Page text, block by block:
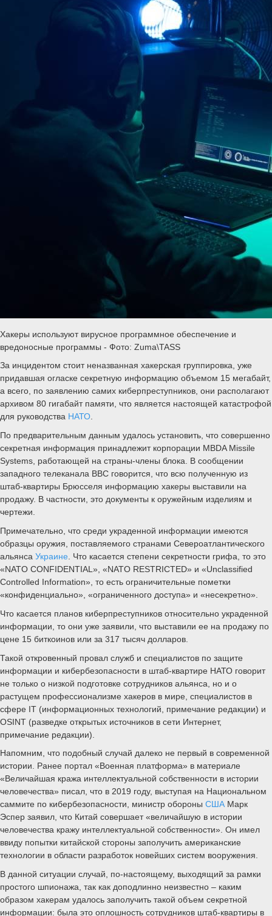
Хакеры используют вирусное программное обеспечение и
вредоносные программы - Фото: Zuma\TASS
За инцидентом стоит неназванная хакерская группировка, уже
придавшая огласке секретную информацию объемом 15 мегабайт,
а всего, по заявлению самих киберпреступников, они располагают
архивом 80 гигабайт памяти, что является настоящей катастрофой
для руководства НАТО.
По предварительным данным удалось установить, что совершенно
секретная информация принадлежит корпорации MBDA Missile
Systems, работающей на страны-члены блока. В сообщении
западного телеканала ВВС говорится, что всю полученную из
штаб-квартиры Брюсселя информацию хакеры выставили на
продажу. В частности, это документы к оружейным изделиям и
чертежи.
Примечательно, что среди украденной информации имеются
образцы оружия, поставляемого странами Североатлантического
альянса Украине . Что касается степени секретности грифа, то это
«NATO CONFIDENTIAL», «NATO RESTRICTED» и «Unclassified
Controlled Information», то есть ограничительные пометки
«конфиденциально», «ограниченного доступа» и «несекретно».
Что касается планов киберпреступников относительно украденной
информации, то они уже заявили, что выставили ее на продажу по
цене 15 биткоинов или за 317 тысяч долларов.
Такой откровенный провал служб и специалистов по защите
информации и кибербезопасности в штаб-квартире НАТО говорит
не только о низкой подготовке сотрудников альянса, но и о
растущем профессионализме хакеров в мире, специалистов в
сфере IT (информационных технологий, примечание редакции) и
OSINT (разведке открытых источников в сети Интернет,
примечание редакции).
Напомним, что подобный случай далеко не первый в современной
истории. Ранее портал «Военная платформа» в материале
«Величайшая кража интеллектуальной собственности в истории
человечества» писал, что в 2019 году, выступая на Национальном
саммите по кибербезопасности, министр обороны США Марк
Эспер заявил, что Китай совершает «величайшую в истории
человечества кражу интеллектуальной собственности». Он имел
ввиду попытки китайской стороны заполучить американские
технологии в области разработок новейших систем вооружения.
В данной ситуации случай, по-настоящему, выходящий за рамки
простого шпионажа, так как доподлинно неизвестно – каким
образом хакерам удалось заполучить такой объем секретной
информации: была это оплошность сотрудников штаб-квартиры в